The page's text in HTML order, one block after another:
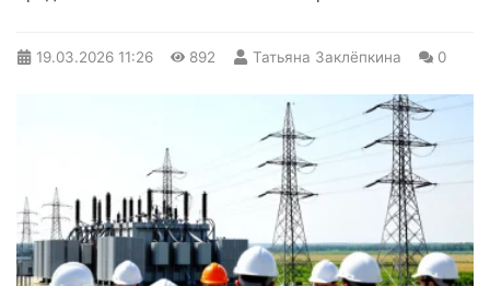
19.03.2026 11:26 892 Татьяна Заклёпкина 0